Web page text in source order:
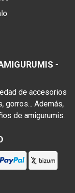
-
de accesorios
gorros... Además,
de amigurumis.